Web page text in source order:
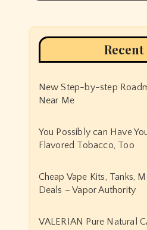
Recent
New Step-by-step
Near Me
You Possibly can Have
Flavored Tobacco, Too
Cheap Vape Kits, Tanks,
Deals – Vapor Authority
VALERIAN Pure Natural